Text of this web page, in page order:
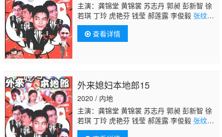
主演：龚锦堂 黄锦裳 苏志丹 郭昶 彭新智 徐
若琪 丁玲 虎艳芬 钱莹 郝莲露 李俊毅 张纹
博何文茵 王辰 谢恩 毛琳 林星云 卢海潮 卢秋
萍 马小倩 陈坚雄 黄俊英 舒力生 吴苏妹 张和
平 邝祖乐 刘涛 周小镔 黄慧颐 潘结
查看详情
外来媳妇本地郎15
2020 / 内地
主演：龚锦堂 黄锦裳 苏志丹 郭昶 彭新智 徐
若琪 丁玲 虎艳芬 钱莹 郝莲露 李俊毅 张纹
博何文茵 王辰 谢恩 毛琳 林星云 卢海潮 卢秋